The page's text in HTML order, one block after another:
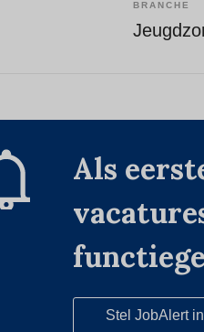
BRANCHE
Als
Stel JobAlert